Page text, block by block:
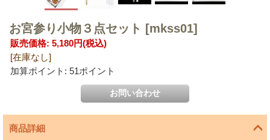
お宮参り小物３点セット [mkss01]
販売価格: 5,180円(税込)
[在庫なし]
加算ポイント: 51ポイント
商品詳細